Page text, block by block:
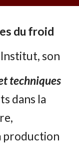
du froid
son
techniques
dans la
production